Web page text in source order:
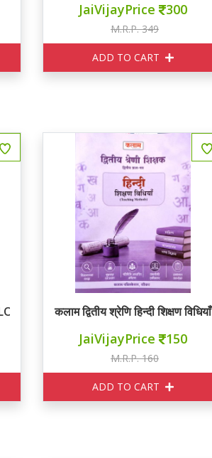
JaiVijayPrice 300
M.R.P. 349
ADD TO CART
II ग्रेड अभ्यास प्रश्न बैंक
कलाम द्वितीय श्रेणि हिन्दी शिक्षण विधियाँ
JaiVijayPrice 150
M.R.P. 160
ADD TO CART